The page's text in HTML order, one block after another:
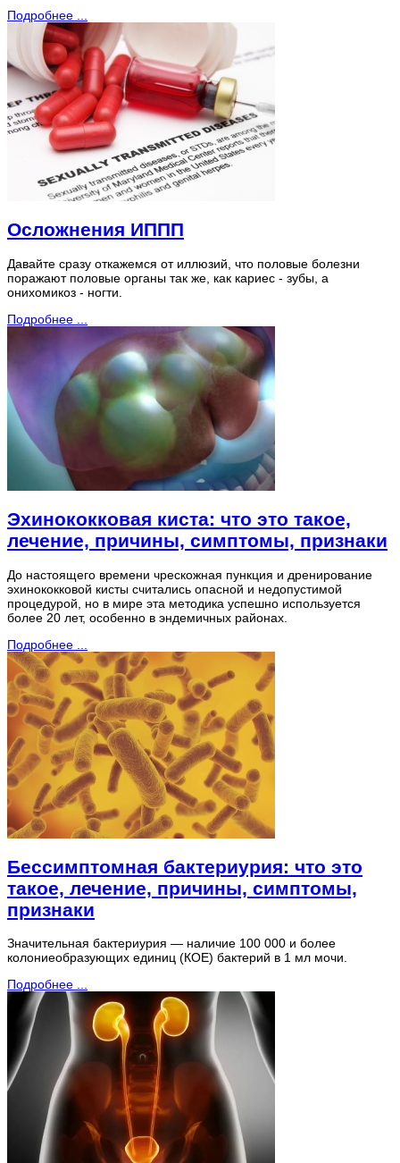
Подробнее ...
Осложнения ИППП
Давайте сразу откажемся от иллюзий, что половые болезни
поражают половые органы так же, как кариес - зубы, а
онихомикоз - ногти.
Подробнее ...
Эхинококковая киста: что это такое,
лечение, причины, симптомы, признаки
До настоящего времени чрескожная пункция и дренирование
эхинококковой кисты считались опасной и недопустимой
процедурой, но в мире эта методика успешно используется
более 20 лет, особенно в эндемичных районах.
Подробнее ...
Бессимптомная бактериурия: что это
такое, лечение, причины, симптомы,
признаки
Значительная бактериурия — наличие 100 000 и более
колониеобразующих единиц (КОЕ) бактерий в 1 мл мочи.
Подробнее ...